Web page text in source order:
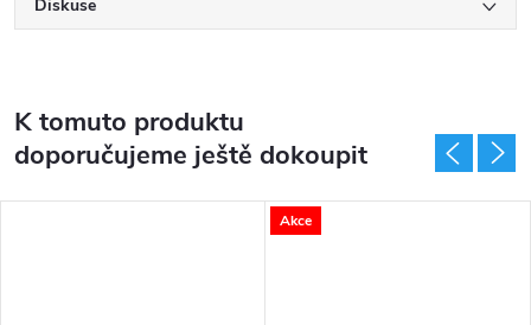
Diskuse
K tomuto produktu
doporučujeme ještě dokoupit
Akce